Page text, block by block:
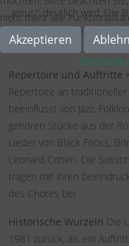
„Jesus!“ deutlich wird.
Mitglieder sind sowohl in
zu spüren.
Repertoire und Auftritte
Repertoire an
beeinflusst von Jazz,
gehören Stücke aus der
Lieder von Bläck Fööss,
Leonard Cohen. Die
tragen mit ihren
des Chores bei.
Historische Wurzeln Die
1981 zurück, als ein
nicht mehr alle
Akzeptieren